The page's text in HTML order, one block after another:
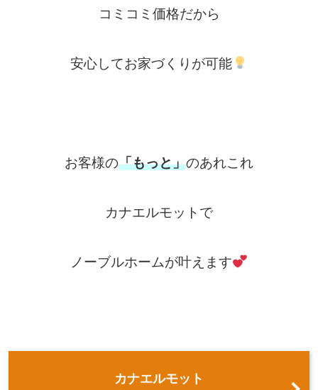
コミコミ価格だから
安心してお家づくりが可能
お客様の「もっと」のあれこれ
カナエルモットで
ノーブルホームが叶えます
カナエルモット